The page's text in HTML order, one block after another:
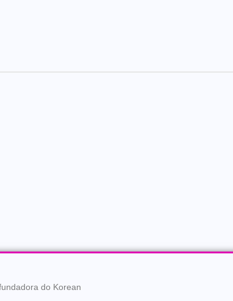
do Korean